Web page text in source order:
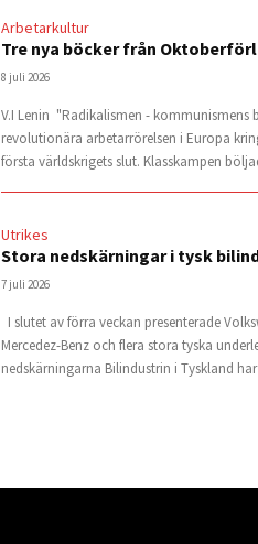
Arbetarkultur
Tre nya böcker från
8 juli 2026
V.I Lenin "Radikalismen -
revolutionära arbetarrörelsen i Europa
första världskrigets slut. Klasskampen
Utrikes
Stora nedskärningar i tysk
7 juli 2026
I slutet av förra veckan presenterade
Mercedez-Benz och flera stora tyska
nedskärningarna Bilindustrin i Tyskland har